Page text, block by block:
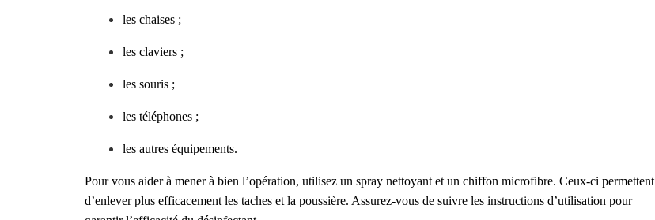
les chaises ;
les claviers ;
les souris ;
les téléphones ;
les autres équipements.
Pour vous aider à mener à bien l’opération, utilisez un spray nettoyant et un chiffon microfibre. Ceux-ci permettent
d’enlever plus efficacement les taches et la poussière. Assurez-vous de suivre les instructions d’utilisation pour